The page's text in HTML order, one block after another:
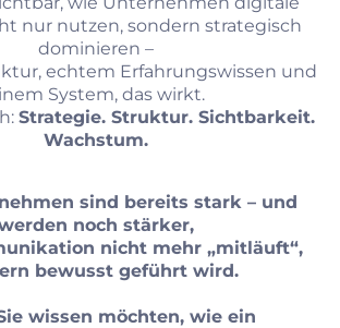
nur nutzen, sondern strategisch
dominieren –
echtem Erfahrungswissen und
System, das wirkt.
Strategie. Struktur. Sichtbarkeit.
Wachstum.
sind bereits stark – und
noch stärker,
nicht mehr „mitläuft“,
bewusst geführt wird.
wissen möchten, wie ein